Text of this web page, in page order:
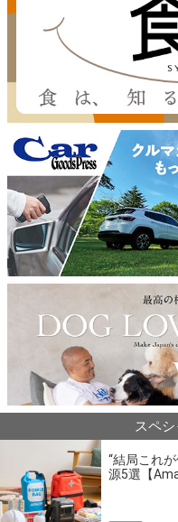
スペ
“結局これ
源5選【